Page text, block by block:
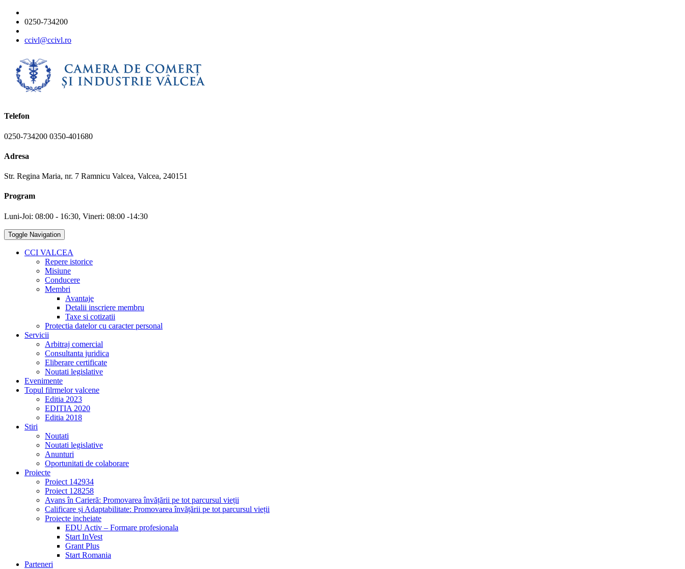
0250-734200
ccivl@ccivl.ro
Telefon
0250-734200 0350-401680
Adresa
Str. Regina Maria, nr. 7 Ramnicu Valcea, Valcea, 240151
Program
Luni-Joi: 08:00 - 16:30, Vineri: 08:00 -14:30
Toggle Navigation
CCI VALCEA
Repere istorice
Misiune
Conducere
Membri
Avantaje
Detalii inscriere membru
Taxe si cotizatii
Protectia datelor cu caracter personal
Servicii
Arbitraj comercial
Consultanta juridica
Eliberare certificate
Noutati legislative
Evenimente
Topul filrmelor valcene
Editia 2023
EDITIA 2020
Editia 2018
Stiri
Noutati
Noutati legislative
Anunturi
Oportunitati de colaborare
Proiecte
Proiect 142934
Proiect 128258
Avans în Carieră: Promovarea învățării pe tot parcursul vieții
Calificare și Adaptabilitate: Promovarea învățării pe tot parcursul vieții
Proiecte incheiate
EDU Activ – Formare profesionala
Start InVest
Grant Plus
Start Romania
Parteneri